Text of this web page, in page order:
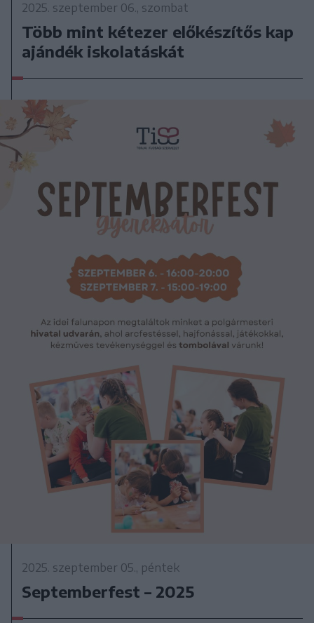
2025. szeptember 06., szombat
Több mint kétezer előkészítős kap
ajándék iskolatáskát
2025. szeptember 05., péntek
Septemberfest – 2025